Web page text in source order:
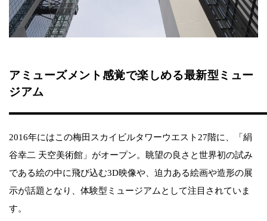
アミューズメント感覚で楽しめる最新型ミュー
ジアム
2016年にはこの梅田スカイビルタワーウエスト27階に、「絹
谷幸二 天空美術館」がオープン。眺望の良さと世界初の試み
である絵の中に飛び込む3D映像や、迫力ある絵画や造形の展
示が話題となり、体験型ミュージアムとして注目されていま
す。